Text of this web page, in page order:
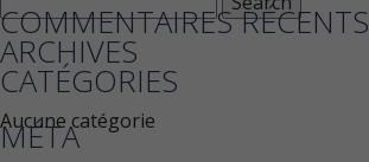
for:
COMMENTAIRES RÉCENTS
ARCHIVES
CATÉGORIES
Aucune catégorie
MÉTA